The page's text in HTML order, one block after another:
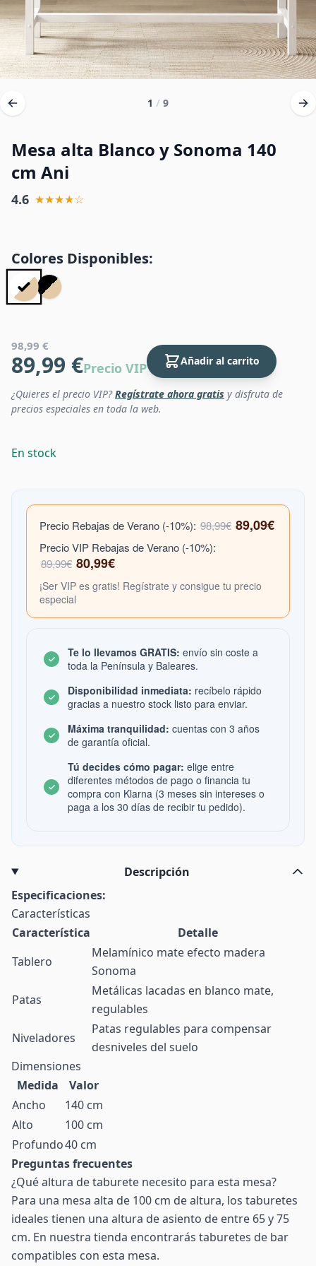
1 / 9
Mesa alta Blanco y Sonoma 140
cm Ani
4.6 ★★★★☆
Colores Disponibles:
98,99 €
89,99 €Precio VIP Añadir al carrito
¿Quieres el precio VIP?Regístrate ahora gratis y disfruta de
precios especiales en toda la web.
En stock
Precio Rebajas de Verano (-10%): 98,99€ 89,09€
Precio VIP Rebajas de Verano (-10%):
89,99€ 80,99€
¡Ser VIP es gratis! Regístrate y consigue tu precio
especial
Te lo llevamos GRATIS: envío sin coste a
toda la Península y Baleares.
Disponibilidad inmediata: recíbelo rápido
gracias a nuestro stock listo para enviar.
Máxima tranquilidad: cuentas con 3 años
de garantía oficial.
Tú decides cómo pagar: elige entre
diferentes métodos de pago o financia tu
compra con Klarna (3 meses sin intereses o
paga a los 30 días de recibir tu pedido).
Descripción
Especificaciones:
Características
Característica
Detalle
Tablero
Melamínico mate efecto madera
Sonoma
Patas
Metálicas lacadas en blanco mate,
regulables
Niveladores
Patas regulables para compensar
desniveles del suelo
Dimensiones
Medida
Valor
Ancho
140 cm
Alto
100 cm
Profundo40 cm
Preguntas frecuentes
¿Qué altura de taburete necesito para esta mesa?
Para una mesa alta de 100 cm de altura, los taburetes
ideales tienen una altura de asiento de entre 65 y 75
cm. En nuestra tienda encontrarás taburetes de bar
compatibles con esta mesa.